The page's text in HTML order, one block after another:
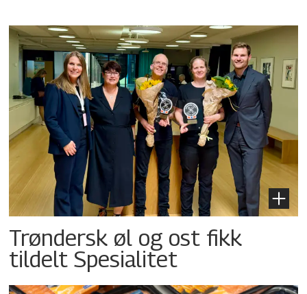
Trøndersk øl og ost fikk
tildelt Spesialitet